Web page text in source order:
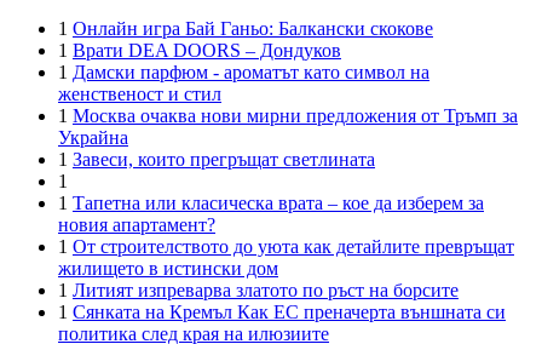
1 Онлайн игра Бай Ганьо: Балкански скокове
1 Врати DEA DOORS – Дондуков
1 Дамски парфюм - ароматът като символ на
женственост и стил
1 Москва очаква нови мирни предложения от Тръмп за
Украйна
1 Завеси, които прегръщат светлината
1
1 Тапетна или класическа врата – кое да изберем за
новия апартамент?
1 От строителството до уюта как детайлите превръщат
жилището в истински дом
1 Литият изпреварва златото по ръст на борсите
1 Сянката на Кремъл Как ЕС преначерта външната си
политика след края на илюзиите